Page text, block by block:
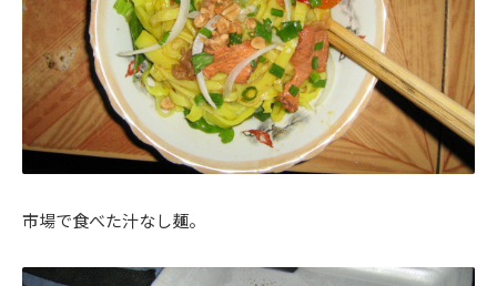
市場で食べた汁なし麺。